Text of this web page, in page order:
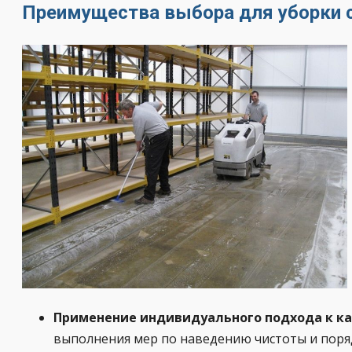
Преимущества выбора для уборки
Применение индивидуального подхода к
выполнения мер по наведению чистоты и